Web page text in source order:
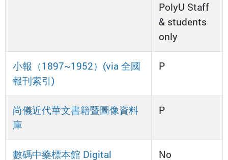
PolyU Staff
& students
only
小報（1897~1952）(via 全國
報刊索引)
P
尚儀近代華文書籍暨圖像資料
庫
P
數碼中藥標本館 Digital
No